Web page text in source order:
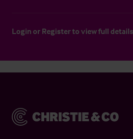
Login or Registerto view full details